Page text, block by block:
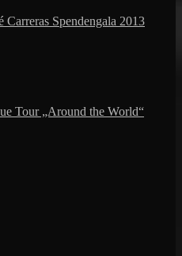
Spendengala 2013
Tour „Around the World“